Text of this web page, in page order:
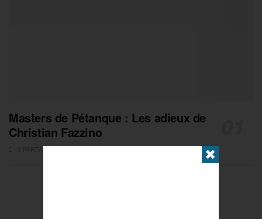
Masters de Pétanque : Les adieux de
Christian Fazzino
0 PARTAGES ✖